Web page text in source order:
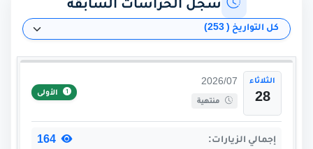
سجل الحراسات السابقة
الثلاثاء
28
2026/07
منتهية
الأولى
إجمالي الزيارات: